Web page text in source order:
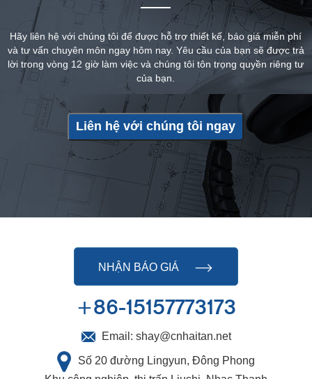
Hãy liên hệ với chúng tôi để được hỗ trợ thiết kế, báo giá miễn phí
và tư vấn chuyên môn ngay hôm nay. Yêu cầu của bạn sẽ được trả
lời trong vòng 12 giờ làm việc và chúng tôi tôn trọng quyền riêng tư
của bạn.
Liên hệ với chúng tôi ngay
NHẬN BÁO GIÁ
+86-15157773173
Email: shay@cnhaitan.net
Số 20 đường Lingyun, Đông Phong